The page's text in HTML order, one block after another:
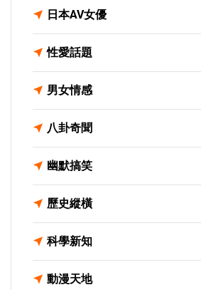
日本AV女優
性愛話題
男女情感
八卦奇聞
幽默搞笑
歷史縱橫
科學新知
動漫天地